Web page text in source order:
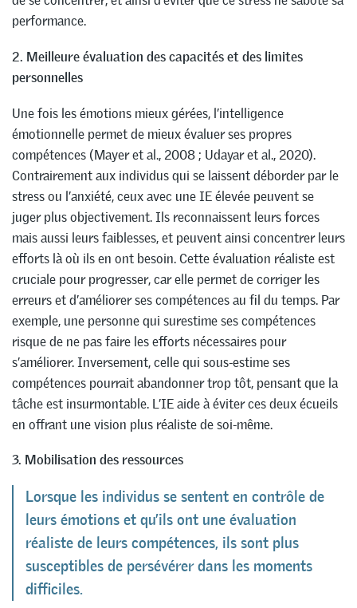
performance.
2. Meilleure évaluation des capacités et des limites
personnelles
Une fois les émotions mieux gérées, l’intelligence
émotionnelle permet de mieux évaluer ses propres
compétences (Mayer et al., 2008 ; Udayar et al., 2020).
Contrairement aux individus qui se laissent déborder par le
stress ou l’anxiété, ceux avec une IE élevée peuvent se
juger plus objectivement. Ils reconnaissent leurs forces
mais aussi leurs faiblesses, et peuvent ainsi concentrer leurs
efforts là où ils en ont besoin. Cette évaluation réaliste est
cruciale pour progresser, car elle permet de corriger les
erreurs et d’améliorer ses compétences au fil du temps. Par
exemple, une personne qui surestime ses compétences
risque de ne pas faire les efforts nécessaires pour
s’améliorer. Inversement, celle qui sous-estime ses
compétences pourrait abandonner trop tôt, pensant que la
tâche est insurmontable. L’IE aide à éviter ces deux écueils
en offrant une vision plus réaliste de soi-même.
3. Mobilisation des ressources
Lorsque les individus se sentent en contrôle de
leurs émotions et qu’ils ont une évaluation
réaliste de leurs compétences, ils sont plus
susceptibles de persévérer dans les moments
difficiles.